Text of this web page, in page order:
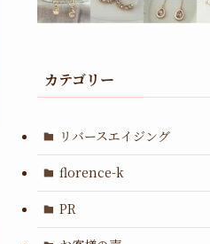
カテゴリー
リバースエイジング
florence-k
PR